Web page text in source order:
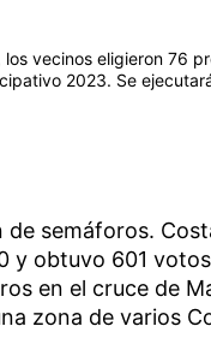
los vecinos eligieron 76
2023. Se
de semáforos.
y obtuvo 601
en el cruce de
zona de varios